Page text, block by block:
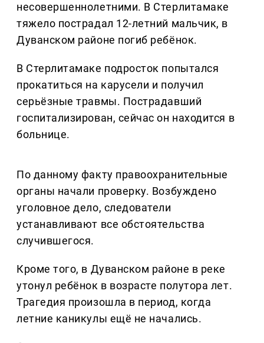
несовершеннолетними. В Стерлитамаке
тяжело пострадал 12-летний мальчик, в
Дуванском районе погиб ребёнок.
В Стерлитамаке подросток попытался
прокатиться на карусели и получил
серьёзные травмы. Пострадавший
госпитализирован, сейчас он находится в
больнице.
По данному факту правоохранительные
органы начали проверку. Возбуждено
уголовное дело, следователи
устанавливают все обстоятельства
случившегося.
Кроме того, в Дуванском районе в реке
утонул ребёнок в возрасте полутора лет.
Трагедия произошла в период, когда
летние каникулы ещё не начались.